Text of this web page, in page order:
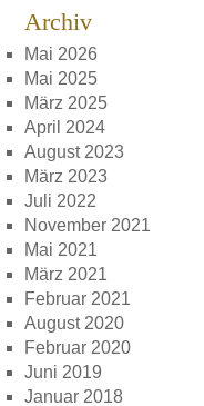
Archiv
Mai 2026
Mai 2025
März 2025
April 2024
August 2023
März 2023
Juli 2022
November 2021
Mai 2021
März 2021
Februar 2021
August 2020
Februar 2020
Juni 2019
Januar 2018